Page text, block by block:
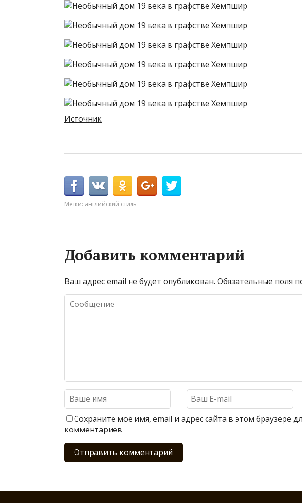
Источник
Метки: английский стиль
Добавить комментарий
Ваш адрес email не будет опубликован. Обязательные поля
Сохраните моё имя, email и адрес сайта в этом браузере
комментариев